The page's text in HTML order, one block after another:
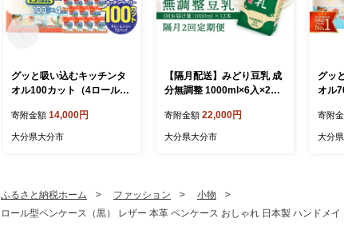
グッと吸い込むキッチンタ
オル100カット（4ロール×1
ー 日用品 消耗品 大容量 吸
収力 破れにくい 長持ち 掃
寄附金額 14,000円
大分県大分市
【隔月配送】みどり豆乳 成
分無調整 1000ml×6入×2ケ
届け定期便 飲料 豆乳 成分
無調整 定期便 常温保存 無
7
寄附金額 22,000円
大分県大分市
グッ
オル
日用
力 破
寄附
大分
ふるさと納税ホーム ファッション
小物
ロール型ペンケース（黒） レザー 本革 ペンケース おしゃれ 日本製 ハンドメ